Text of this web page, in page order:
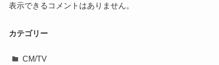
表示できるコメントはありません。
カテゴリー
CM/TV